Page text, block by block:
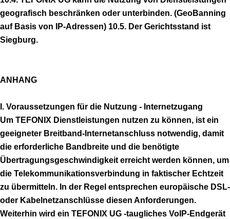
geografisch beschränken oder unterbinden. (GeoBanning
auf Basis von IP-Adressen) 10.5. Der Gerichtsstand ist
Siegburg.
ANHANG
I. Voraussetzungen für die Nutzung - Internetzugang
Um TEFONIX Dienstleistungen nutzen zu können, ist ein
geeigneter Breitband-Internetanschluss notwendig, damit
die erforderliche Bandbreite und die benötigte
Übertragungsgeschwindigkeit erreicht werden können, um
die Telekommunikationsverbindung in faktischer Echtzeit
zu übermitteln. In der Regel entsprechen europäische DSL-
oder Kabelnetzanschlüsse diesen Anforderungen.
Weiterhin wird ein TEFONIX UG -taugliches VoIP-Endgerät